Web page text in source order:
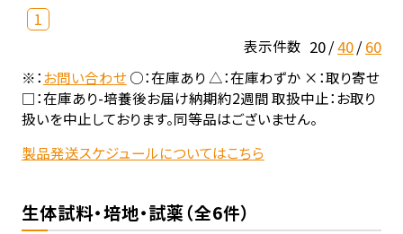
1
表示件数 20 40 60
※：お問い合わせ○：在庫あり △：在庫わずか ×：取り寄せ
□：在庫あり-培養後お届け納期約2週間 取扱中止：お取り
扱いを中止しております。同等品はございません。
製品発送スケジュールについてはこちら
生体試料・培地・試薬（全6件）